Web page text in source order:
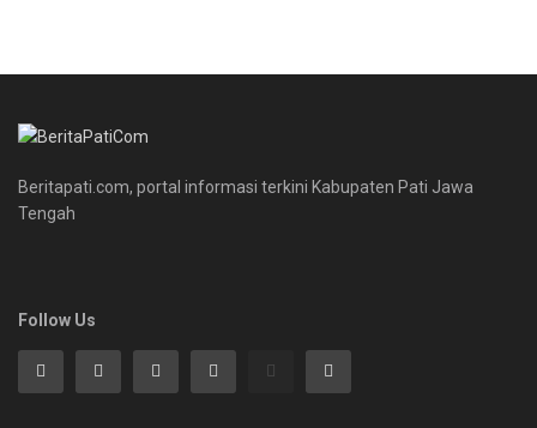
Beritapati.com, portal informasi terkini Kabupaten Pati Jawa
Tengah
Follow Us